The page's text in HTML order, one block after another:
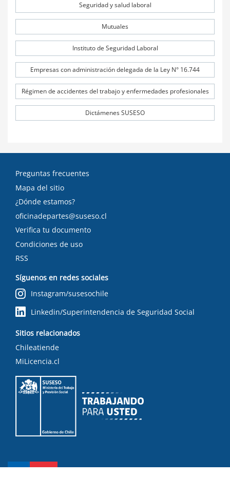
Seguridad y salud laboral
Mutuales
Instituto de Seguridad Laboral
Empresas con administración delegada de la Ley N° 16.744
Régimen de accidentes del trabajo y enfermedades profesionales
Dictámenes SUSESO
Preguntas frecuentes
Mapa del sitio
¿Dónde estamos?
oficinadepartes@suseso.cl
Verifica tu documento
Condiciones de uso
RSS
Síguenos en redes sociales
Instagram/susesochile
Linkedin/Superintendencia de Seguridad Social
Sitios relacionados
Chileatiende
MiLicencia.cl